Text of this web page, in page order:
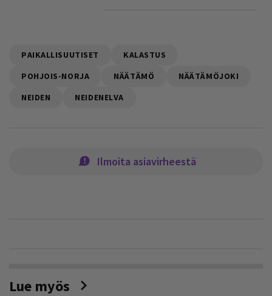
PAIKALLISUUTISET
KALASTUS
POHJOIS-NORJA
NÄÄTÄMÖ
NÄÄTÄMÖJOKI
NEIDEN
NEIDENELVA
Ilmoita asiavirheestä
Lue myös